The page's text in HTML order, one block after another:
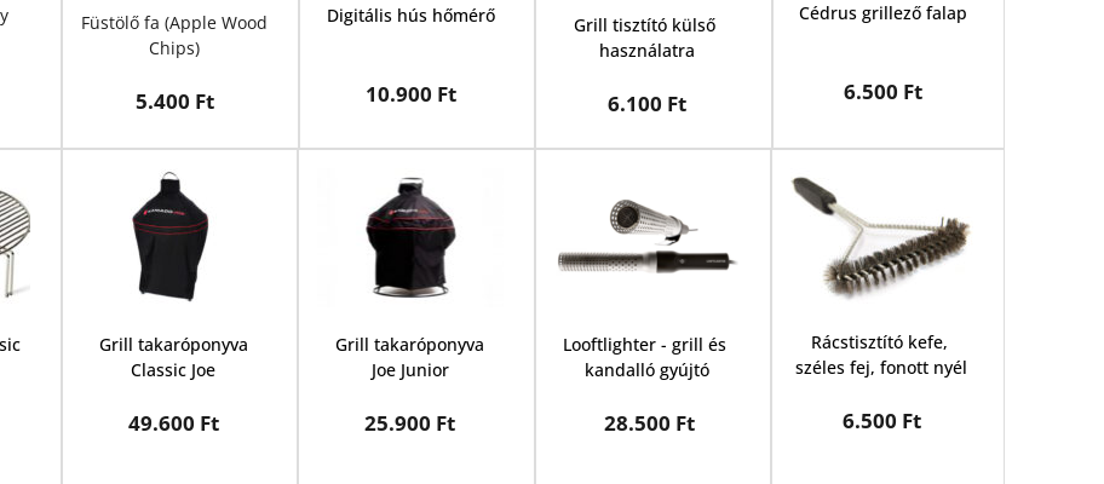
Füstölő fa (Apple Wood
Chips)
5.400 Ft
Digitális hús hőmérő
10.900 Ft
Grill tisztító külső
használatra
6.100 Ft
Cédrus grillező falap
6.500 Ft
Grill takaróponyva
Classic Joe
49.600 Ft
Grill takaróponyva
Joe Junior
25.900 Ft
Looftlighter - grill és
kandalló gyújtó
28.500 Ft
Rácstisztító kefe,
széles fej, fonott nyél
6.500 Ft